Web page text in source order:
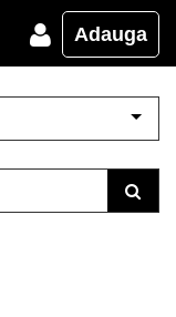
Adauga